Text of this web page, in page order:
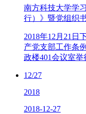
南方科技大学学
行）》暨党组织
2018年12月21日
产党支部工作条
政楼401会议室举
12/27
2018
2018-12-27